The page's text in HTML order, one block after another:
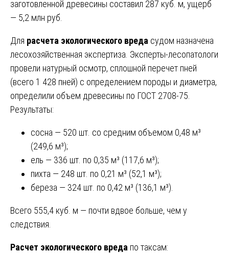
заготовленной древесины составил 287 куб. м, ущерб
— 5,2 млн руб.
Для расчета экологического вреда судом назначена
лесохозяйственная экспертиза. Эксперты-лесопатологи
провели натурный осмотр, сплошной перечет пней
(всего 1 428 пней) с определением породы и диаметра,
определили объем древесины по ГОСТ 2708-75.
Результаты:
сосна — 520 шт. со средним объемом 0,48 м³
(249,6 м³);
ель — 336 шт. по 0,35 м³ (117,6 м³);
пихта — 248 шт. по 0,21 м³ (52,1 м³);
береза — 324 шт. по 0,42 м³ (136,1 м³).
Всего 555,4 куб. м — почти вдвое больше, чем у
следствия.
Расчет экологического вреда по таксам: